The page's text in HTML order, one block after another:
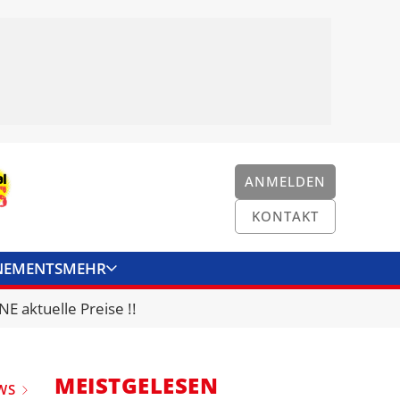
ANMELDEN
KONTAKT
MEHR
KONTAKT
aktuelle Preise !!
MEISTGELESEN